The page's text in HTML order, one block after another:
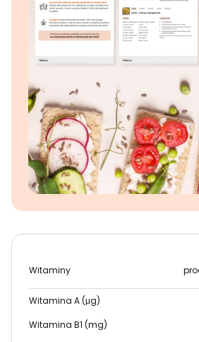
Witaminy
Witamina A (μg)
Witamina B1 (mg)